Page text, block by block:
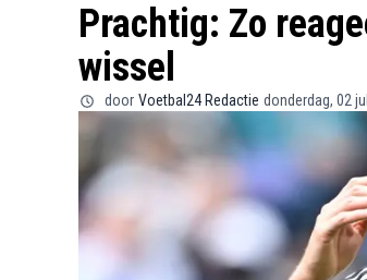
Prachtig: Zo
wissel
door Voetbal24 Redactie donderdag, 02